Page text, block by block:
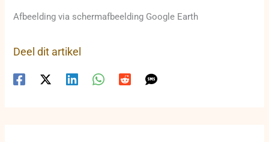
Afbeelding via schermafbeelding Google Earth
Deel dit artikel